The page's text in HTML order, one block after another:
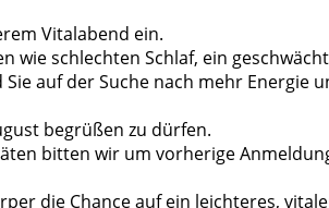
diverse Kleingeräte und der eigene Körper
Vitalabend ein.
wie schlechten Schlaf, ein
auf der Suche nach mehr Energie
begrüßen zu dürfen.
bitten wir um vorherige
die Chance auf ein leichteres,